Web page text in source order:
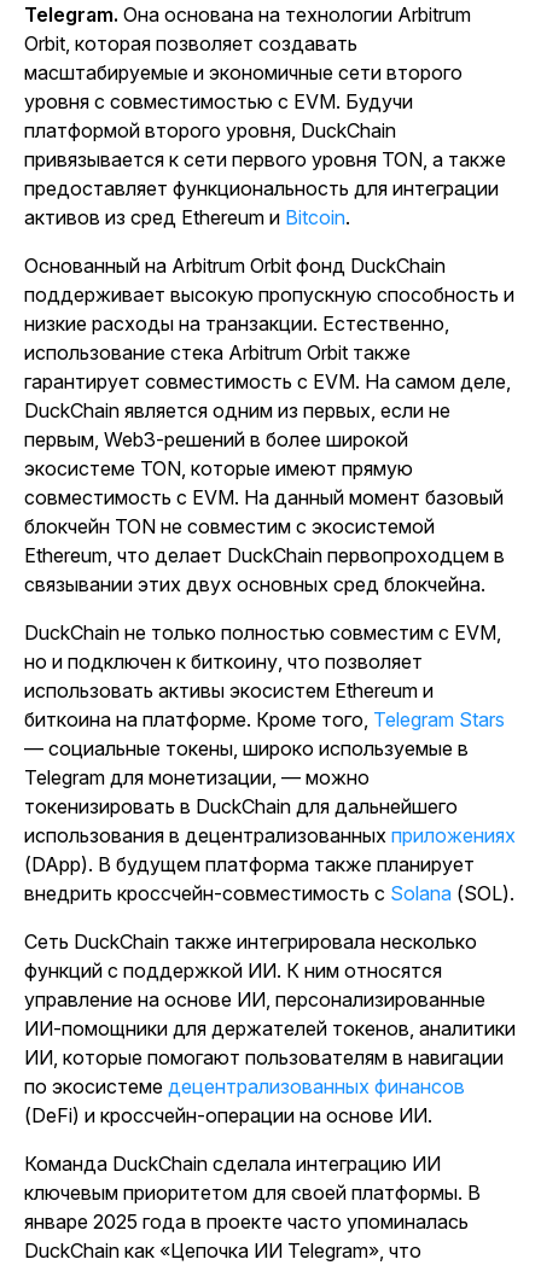
Telegram. Она основана на технологии Arbitrum
Orbit, которая позволяет создавать
масштабируемые и экономичные сети второго
уровня с совместимостью с EVM. Будучи
платформой второго уровня, DuckChain
привязывается к сети первого уровня TON, а также
предоставляет функциональность для интеграции
активов из сред Ethereum и Bitcoin.
Основанный на Arbitrum Orbit фонд DuckChain
поддерживает высокую пропускную способность и
низкие расходы на транзакции. Естественно,
использование стека Arbitrum Orbit также
гарантирует совместимость с EVM. На самом деле,
DuckChain является одним из первых, если не
первым, Web3-решений в более широкой
экосистеме TON, которые имеют прямую
совместимость с EVM. На данный момент базовый
блокчейн TON не совместим с экосистемой
Ethereum, что делает DuckChain первопроходцем в
связывании этих двух основных сред блокчейна.
DuckChain не только полностью совместим с EVM,
но и подключен к биткоину, что позволяет
использовать активы экосистем Ethereum и
биткоина на платформе. Кроме того, Telegram Stars
— социальные токены, широко используемые в
Telegram для монетизации, — можно
токенизировать в DuckChain для дальнейшего
использования в децентрализованных приложениях
(DApp). В будущем платформа также планирует
внедрить кроссчейн-совместимость с Solana (SOL).
Сеть DuckChain также интегрировала несколько
функций с поддержкой ИИ. К ним относятся
управление на основе ИИ, персонализированные
ИИ-помощники для держателей токенов, аналитики
ИИ, которые помогают пользователям в навигации
по экосистеме децентрализованных финансов
(DeFi) и кроссчейн-операции на основе ИИ.
Команда DuckChain сделала интеграцию ИИ
ключевым приоритетом для своей платформы. В
январе 2025 года в проекте часто упоминалась
DuckChain как «Цепочка ИИ Telegram», что